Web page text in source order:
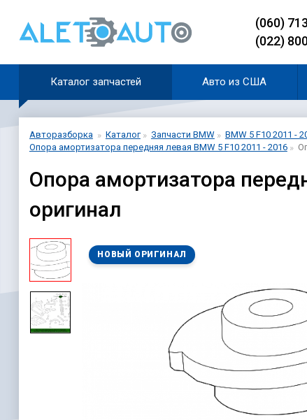
(060)
(022)
Каталог запчастей Авто из США
Авторазборка Каталог Запчасти BMW BMW 5 F10 2011 -
Опора амортизатора передняя левая BMW 5 F10 2011 - 2016
Опора амортизатора
оригинал
НОВЫЙ ОРИГИНАЛ